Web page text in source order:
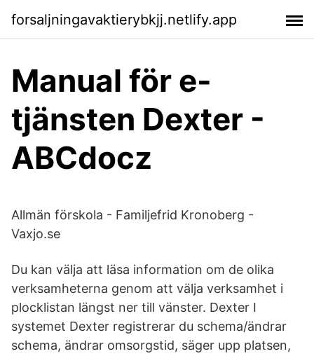
forsaljningavaktierybkjj.netlify.app
Manual för e-
tjänsten Dexter -
ABCdocz
Allmän förskola - Familjefrid Kronoberg -
Vaxjo.se
Du kan välja att läsa information om de olika
verksamheterna genom att välja verksamhet i
plocklistan längst ner till vänster. Dexter I
systemet Dexter registrerar du schema/ändrar
schema, ändrar omsorgstid, säger upp platsen,